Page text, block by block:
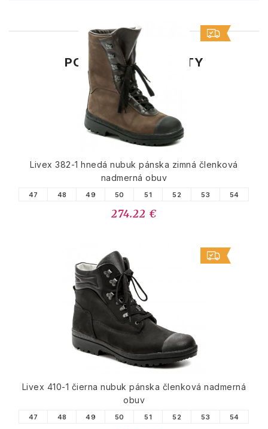
PODOBNÉ PRODUKTY
Livex 382-1 hnedá nubuk pánska zimná členková
nadmerná obuv
47 48 49 50 51 52 53 54
274.22 €
Livex 410-1 čierna nubuk pánska členková nadmerná
obuv
47 48 49 50 51 52 53 54